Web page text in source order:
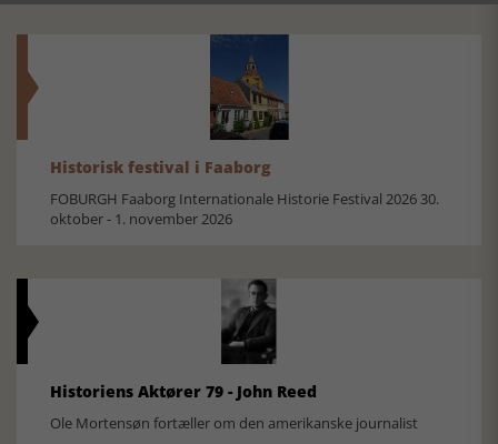
Historisk festival i Faaborg
FOBURGH Faaborg Internationale Historie Festival 2026 30.
oktober - 1. november 2026
Historiens Aktører 79 - John Reed
Ole Mortensøn fortæller om den amerikanske journalist